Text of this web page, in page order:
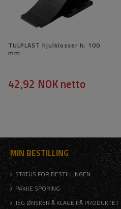
TULPLAST hjulklosser h: 100
mm
42,92 NOKnetto
MIN BESTILLING
STATUS FOR BESTILLINGEN
PAKKE SPORING
JEG ØNSKER Å KLAGE PÅ PRODUKTET